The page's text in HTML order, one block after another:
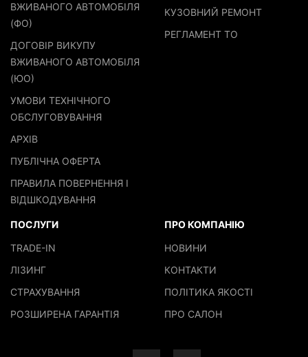
ВЖИВАНОГО АВТОМОБІЛЯ
(ФО)
ДОГОВІР ВИКУПУ
ВЖИВАНОГО АВТОМОБІЛЯ
(ЮО)
УМОВИ ТЕХНІЧНОГО
ОБСЛУГОВУВАННЯ
АРХІВ
ПУБЛІЧНА ОФЕРТА
ПРАВИЛА ПОВЕРНЕННЯ І
ВІДШКОДУВАННЯ
КУЗОВНИЙ РЕМОНТ
РЕГЛАМЕНТ ТО
ПОСЛУГИ
TRADE-IN
ЛІЗИНГ
СТРАХУВАННЯ
РОЗШИРЕНА ГАРАНТІЯ
ПРО КОМПАНІЮ
НОВИНИ
КОНТАКТИ
ПОЛІТИКА ЯКОСТІ
ПРО САЛОН